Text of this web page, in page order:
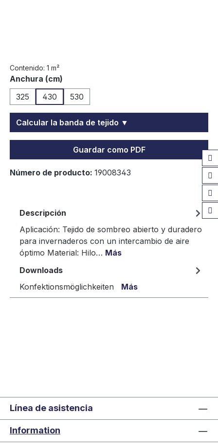
Contenido: 1 m²
Seleccione
Anchura (cm)
325
430 530
Calcular la banda de tejido ▼
Guardar como PDF
Número de producto: 19008343
Descripción
Aplicación: Tejido de sombreo abierto y duradero
para invernaderos con un intercambio de aire
óptimo Material: Hilo… Más
Downloads
Konfektionsmöglichkeiten Más
Línea de asistencia
Information